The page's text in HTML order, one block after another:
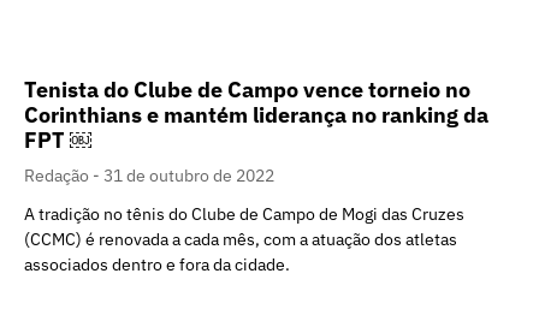
Tenista do Clube de Campo vence torneio no
Corinthians e mantém liderança no ranking da
FPT ￼
Redação
31 de outubro de 2022
A tradição no tênis do Clube de Campo de Mogi das Cruzes
(CCMC) é renovada a cada mês, com a atuação dos atletas
associados dentro e fora da cidade.